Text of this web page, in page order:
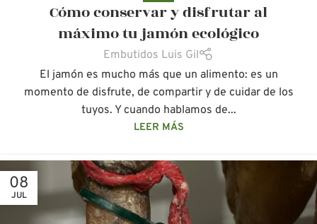
Cómo conservar y disfrutar al
máximo tu jamón ecológico
Embutidos Luis Gil
El jamón es mucho más que un alimento: es un
momento de disfrute, de compartir y de cuidar de los
tuyos. Y cuando hablamos de...
LEER MÁS
08
JUL